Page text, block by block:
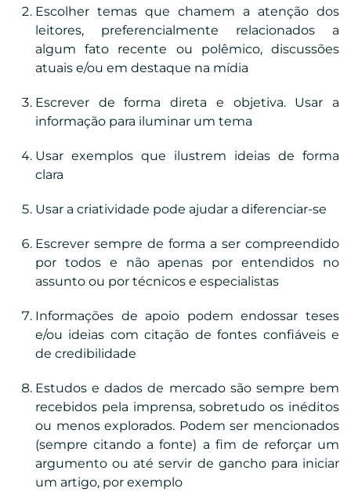
Escolher temas que chamem a atenção dos
leitores, preferencialmente relacionados a
algum fato recente ou polêmico, discussões
atuais e/ou em destaque na mídia
Escrever de forma direta e objetiva. Usar a
informação para iluminar um tema
Usar exemplos que ilustrem ideias de forma
clara
Usar a criatividade pode ajudar a diferenciar-se
Escrever sempre de forma a ser compreendido
por todos e não apenas por entendidos no
assunto ou por técnicos e especialistas
Informações de apoio podem endossar teses
e/ou ideias com citação de fontes confiáveis e
de credibilidade
Estudos e dados de mercado são sempre bem
recebidos pela imprensa, sobretudo os inéditos
ou menos explorados. Podem ser mencionados
(sempre citando a fonte) a fim de reforçar um
argumento ou até servir de gancho para iniciar
um artigo, por exemplo